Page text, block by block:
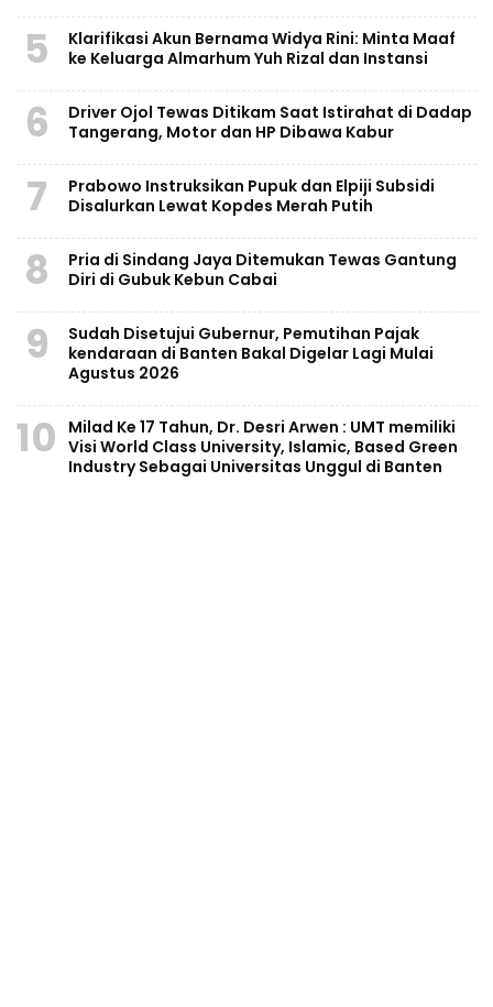
5
Klarifikasi Akun Bernama Widya Rini: Minta Maaf
ke Keluarga Almarhum Yuh Rizal dan Instansi
6
Driver Ojol Tewas Ditikam Saat Istirahat di Dadap
Tangerang, Motor dan HP Dibawa Kabur
7
Prabowo Instruksikan Pupuk dan Elpiji Subsidi
Disalurkan Lewat Kopdes Merah Putih
8
Pria di Sindang Jaya Ditemukan Tewas Gantung
Diri di Gubuk Kebun Cabai
9
Sudah Disetujui Gubernur, Pemutihan Pajak
kendaraan di Banten Bakal Digelar Lagi Mulai
Agustus 2026
10
Milad Ke 17 Tahun, Dr. Desri Arwen : UMT memiliki
Visi World Class University, Islamic, Based Green
Industry Sebagai Universitas Unggul di Banten